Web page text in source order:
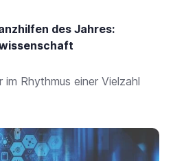
des Jahres:
Rhythmus einer Vielzahl